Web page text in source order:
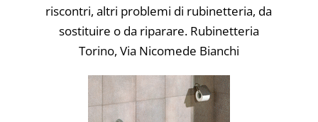
riscontri, altri problemi di rubinetteria, da
sostituire o da riparare. Rubinetteria
Torino, Via Nicomede Bianchi